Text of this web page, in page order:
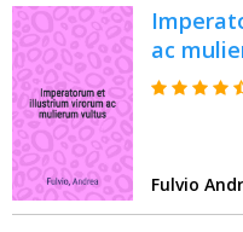
ac
Fulvio